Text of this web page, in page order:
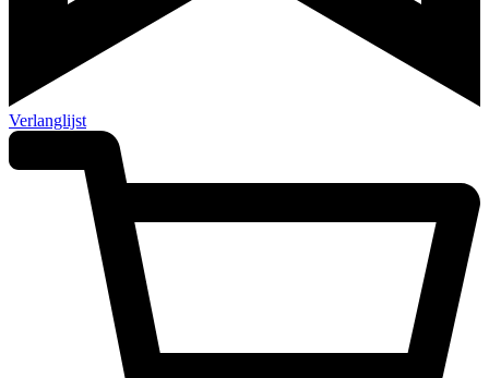
Verlanglijst